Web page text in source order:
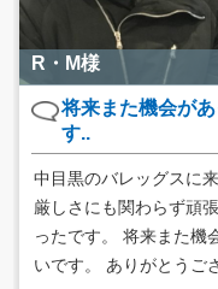
R・M様
将来また機会が
す..
中目黒のバレッグスに
厳しさにも関わらず頑
ったです。 将来また機
いです。 ありがとうご